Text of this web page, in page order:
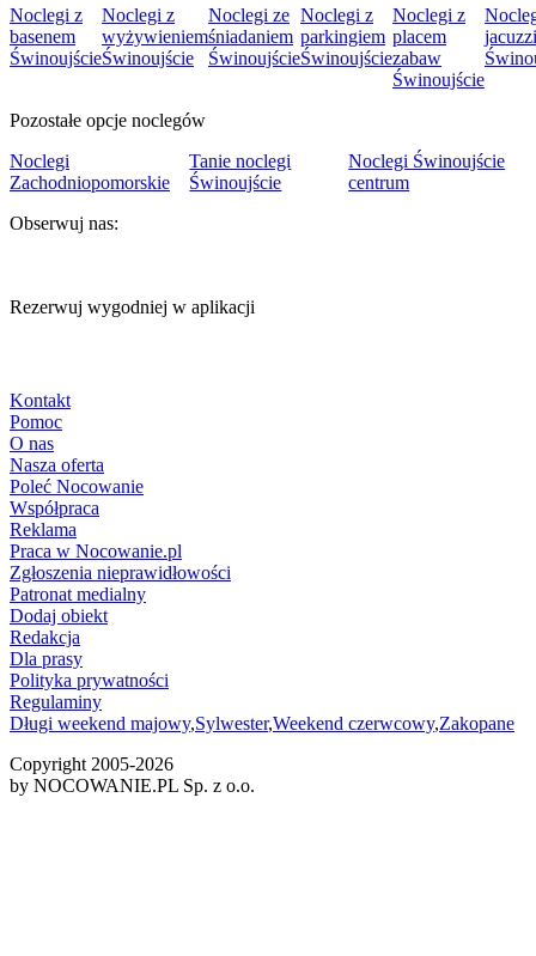
Noclegi z
basenem
Świnoujście
Noclegi z
wyżywieniem
Świnoujście
Noclegi ze
śniadaniem
Świnoujście
Noclegi z
parkingiem
Świnoujście
Noclegi z
placem
zabaw
Świnoujście
jacuzzi
Pozostałe opcje noclegów
Noclegi
Zachodniopomorskie
Tanie noclegi
Świnoujście
Noclegi Świnoujście
centrum
Obserwuj nas:
Rezerwuj wygodniej w aplikacji
Kontakt
Pomoc
O nas
Nasza oferta
Poleć Nocowanie
Współpraca
Reklama
Praca w Nocowanie.pl
Zgłoszenia nieprawidłowości
Patronat medialny
Dodaj obiekt
Redakcja
Dla prasy
Polityka prywatności
Regulaminy
Długi weekend majowy,Sylwester,Weekend czerwcowy,Zakopane
Copyright 2005-2026
by NOCOWANIE.PL Sp. z o.o.